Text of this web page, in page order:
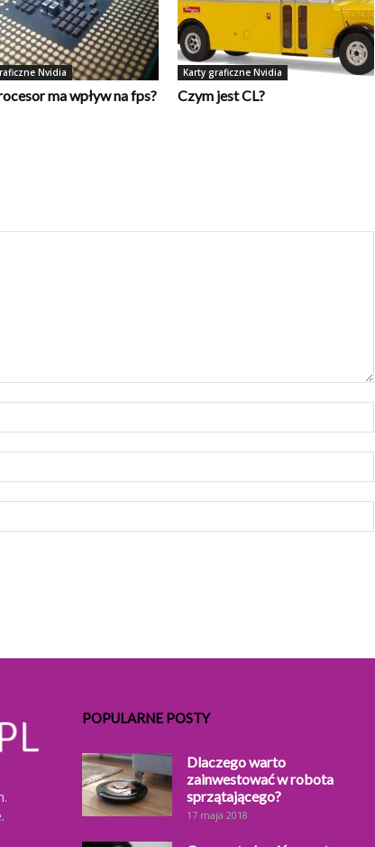
Nvidia
ma wpływ na fps?
Karty graficzne Nvidia
Czym jest CL?
POPULARNE POSTY
Dlaczego warto
zainwestować w robota
sprzątającego?
17 maja 2018